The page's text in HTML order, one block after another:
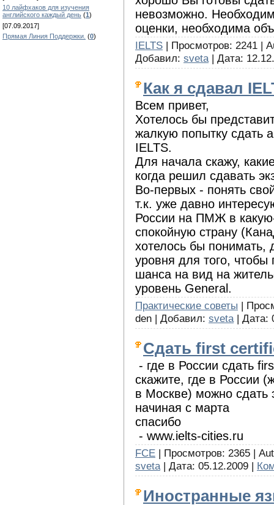
10 лайфхаков для изучения
английского каждый день (1)
[07.09.2017]
Прямая Линия Поддержки. (0)
невозможно.
оценки, необходима
IELTS | Просмотров: 2241 |
Добавил: sveta | Дата:
Как я сдавал
Всем привет,
Хотелось бы
жалкую попытку сдать
IELTS.
Для начала скажу,
когда решил сдавать
Во-первых - понять
т.к. уже давно
России на ПМЖ в
спокойную страну
хотелось бы понимать,
уровня для того,
шанса на вид на
уровень General.
Практические советы |
den | Добавил: sveta | Дата:
Сдать first
- где в России сдать
скажите, где в России
в Москве) можно сдать
начиная с марта
спасибо
- www.ielts-cities.ru
FCE | Просмотров: 2365 |
sveta | Дата: 05.12.2009 |
Иностранные